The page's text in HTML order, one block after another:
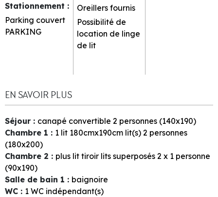
Stationnement :
Parking couvert
PARKING
Oreillers fournis
Possibilité de
location de linge
de lit
EN SAVOIR PLUS
Séjour : canapé convertible 2 personnes (140x190)
Chambre 1 : 1 lit 180cmx190cm lit(s) 2 personnes
(180x200)
Chambre 2 : plus lit tiroir lits superposés 2 x 1 personne
(90x190)
Salle de bain 1 : baignoire
WC : 1 WC indépendant(s)